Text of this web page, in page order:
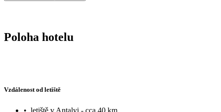
Poloha hotelu
Vzdálenost od letiště
• letiště v Antalyi - cca 40 km